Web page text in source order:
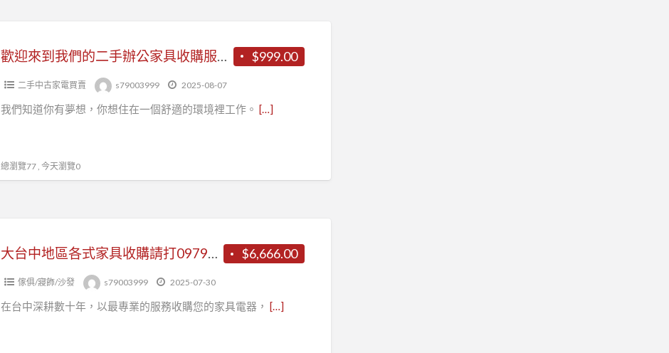
$999.00
歡迎來到我們的二手辦公家具收購服務！
二手中古家電買賣 s79003999 2025-08-07
我們知道你有夢想，你想住在一個舒適的環境裡工作。 […]
總瀏覽77 , 今天瀏覽0
$6,666.00
大台中地區各式家具收購請打0979003999
傢俱/寢飾/沙發 s79003999 2025-07-30
在台中深耕數十年，以最專業的服務收購您的家具電器， […]